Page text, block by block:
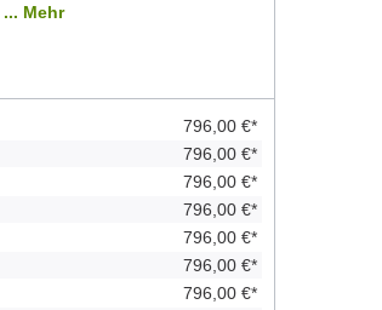
... Mehr
796,00 €*
796,00 €*
796,00 €*
796,00 €*
796,00 €*
796,00 €*
796,00 €*